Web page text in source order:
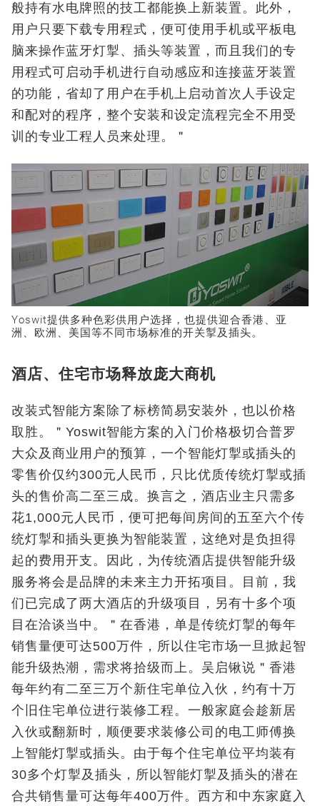
般持有水电牌照的技工都能换上新装置。此外，
用户只要下载专用程式，便可使用手机或平板电
脑来操作蓝牙灯掣、插头等装置，而且我们的专
用程式可启动手机进行自动感应和连接蓝牙装置
的功能，省却了用户在手机上启动首次人手设定
和配对的程序，整个安装和设定流程完全不用受
训的专业工程人员来处理。＂
Yoswit提供多种色彩供用户选择，也提供迎合香港、亚
洲、欧洲、美国等不同市场标准的开关掣及插头。
酒店、住宅市场释放庞大商机
改装式智能方案除了标榜简易安装外，也以价格
取胜。＂Yoswit智能方案的入门价格极切合普罗
大众及商业用户的预算，一个智能灯掣或插头的
零售价仅约300元人民币，只比优质传统灯掣或插
头的售价高二至三成。换言之，酒店业主只需多
花1,000元人民币，便可把每间房间的五至六个传
统灯掣和插头更换为智能装置，这绝对是负担得
起的费用开支。因此，为传统酒店提供智能升级
服务将会是品牌的未来主力开拓项目。目前，我
们已完成了两大酒店的升级项目，另有十多个项
目在洽谈当中。＂在香港，单是传统灯掣的每年
销售量便可达500万件，所以住宅市场一旦掀起智
能升级热潮，需求将拾级而上。吴启锹说＂香港
每年约有二至三万个新住宅单位入伙，约有十万
个旧住宅单位进行装修工程。一般家庭会趁新居
入伙或翻新时，顺便要求装修公司的电工师傅换
上智能灯掣或插头。由于每个住宅单位平均装有
30多个灯掣及插头，所以智能灯掣及插头的潜在
合共销售量可达每年400万件。西方和中东家庭入